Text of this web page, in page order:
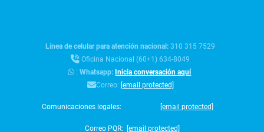
Línea de celular para atención nacional:310 315 7529
Oficina Nacional (60+1) 634-8049
:Whatsapp: Inicia conversación aquí
Correo: [email protected]
Comunicaciones legales: [email protected]
Correo PQR: [email protected]